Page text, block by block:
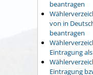
beantragen
von in
beantragen
Eintragung
Eintragung